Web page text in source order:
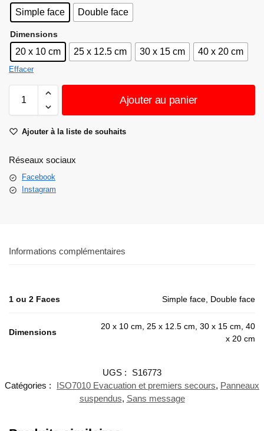
Simple face Double face
Dimensions
20 x 10 cm 25 x 12.5 cm 30 x 15 cm 40 x 20 cm
Effacer
Ajouter au panier
Ajouter à la liste de souhaits
Réseaux sociaux
Facebook
Instagram
Informations complémentaires
1 ou 2 Faces Simple face, Double face
Dimensions
20 x 10 cm, 25 x 12.5 cm, 30 x 15 cm, 40
x 20 cm
UGS :
S16773
Catégories :
ISO7010 Evacuation et premiers secours, Panneaux
suspendus, Sans message